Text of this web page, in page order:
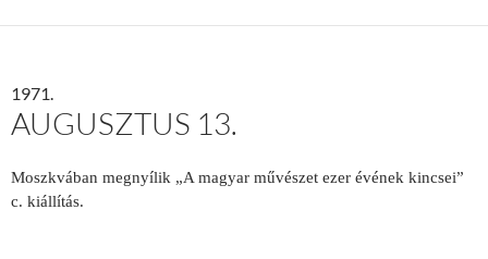
1971.
AUGUSZTUS 13.
Moszkvában megnyílik „A magyar művészet ezer évének kincsei”
c. kiállítás.